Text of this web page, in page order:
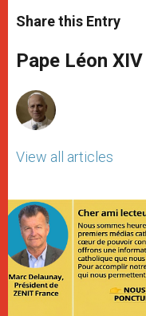
t
s
p
p
s
e
g
e
e
b
o
k
r
Share this Entry
Pape Léon XIV
View all articles